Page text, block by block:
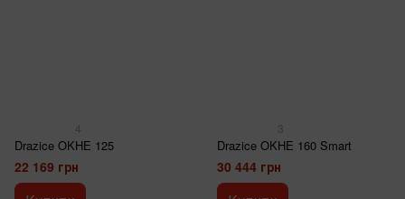
4
Drazice OKHE 125
22 169 грн
3
Drazice OKHE 160 Smart
30 444 грн